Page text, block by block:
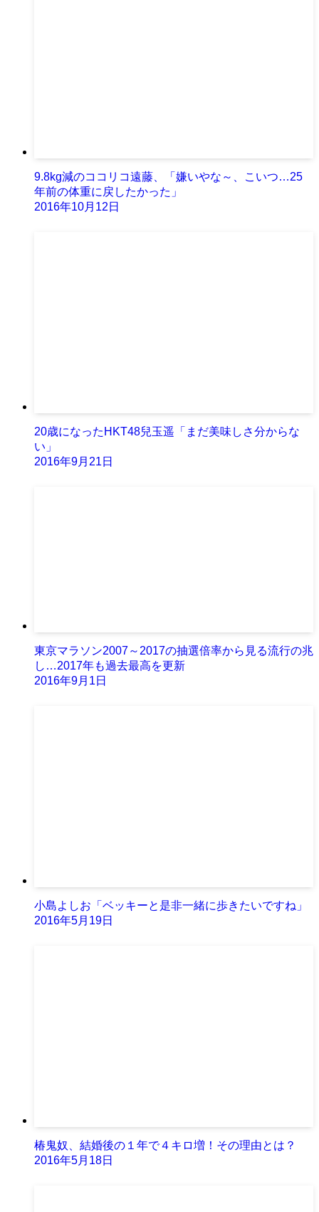
9.8kg減のココリコ遠藤、「嫌いやな～、こいつ…25
年前の体重に戻したかった」
2016年10月12日
20歳になったHKT48兒玉遥「まだ美味しさ分からな
い」
2016年9月21日
東京マラソン2007～2017の抽選倍率から見る流行の兆
し…2017年も過去最高を更新
2016年9月1日
小島よしお「ベッキーと是非一緒に歩きたいですね」
2016年5月19日
椿鬼奴、結婚後の１年で４キロ増！その理由とは？
2016年5月18日